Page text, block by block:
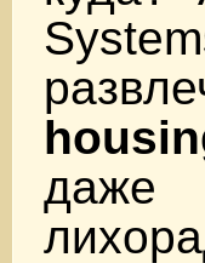
даже